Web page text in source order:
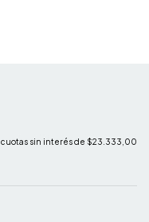
cuotas sin interés de $23.333,00